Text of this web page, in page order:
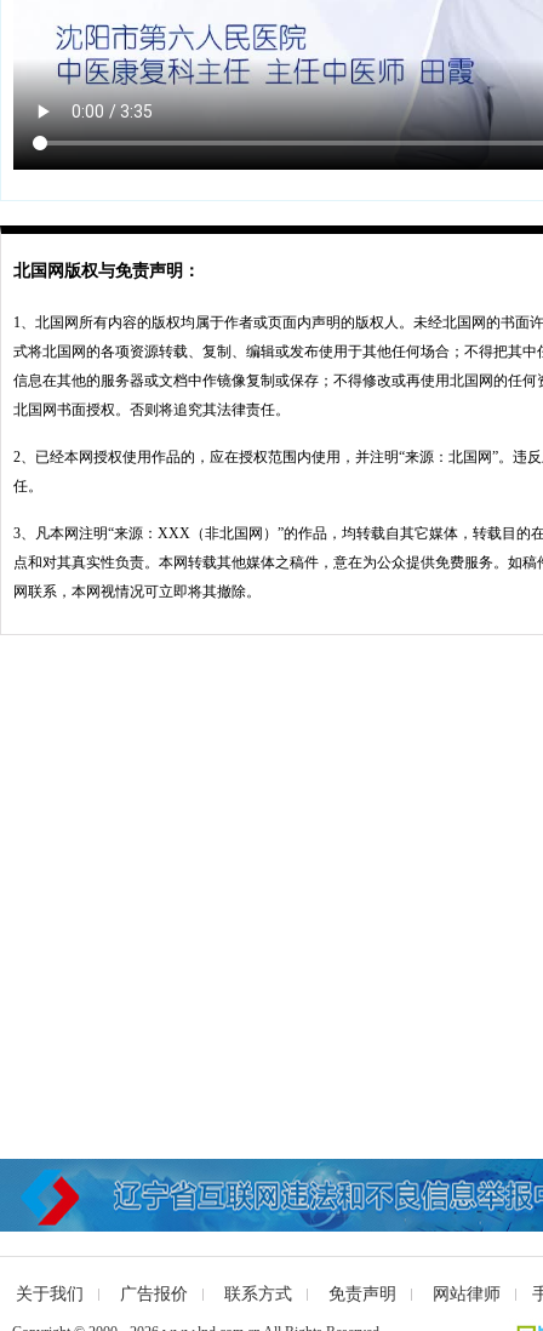
北国网版权与免责声明：
1、北国网所有内容的版权均属于作者或页面内声明的版权人。未经北国网的书面
式将北国网的各项资源转载、复制、编辑或发布使用于其他任何场合；不得把其
信息在其他的服务器或文档中作镜像复制或保存；不得修改或再使用北国网的任
北国网书面授权。否则将追究其法律责任。
2、已经本网授权使用作品的，应在授权范围内使用，并注明“来源：北国网”。违
任。
3、凡本网注明“来源：XXX（非北国网）”的作品，均转载自其它媒体，转载目的
点和对其真实性负责。本网转载其他媒体之稿件，意在为公众提供免费服务。如
网联系，本网视情况可立即将其撤除。
关于我们 广告报价 联系方式 免责声明 网站律师